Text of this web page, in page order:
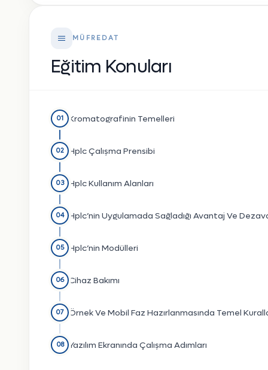
MÜFREDAT
Eğitim Konuları
01 Kromatografinin Temelleri
02 Hplc Çalışma Prensibi
03 Hplc Kullanım Alanları
04 Hplc’nin Uygulamada Sağladığı Avantaj Ve
05 Hplc’nin Modülleri
06 Cihaz Bakımı
07 Örnek Ve Mobil Faz Hazırlanmasında Temel
08 Yazılım Ekranında Çalışma Adımları